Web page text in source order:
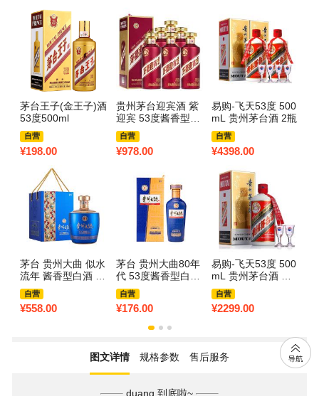
茅台王子(金王子)酒
53度500ml
自营
¥198.00
贵州茅台迎宾酒 紫
迎宾 53度酱香型白
酒 500ml*6瓶 整箱
自营
¥978.00
易购-飞天53度 500
mL 贵州茅台酒 2瓶
自营
¥4398.00
茅台 贵州大曲 似水
流年 酱香型白酒 53
度 1.5L 单坛装
自营
¥558.00
茅台 贵州大曲80年
代 53度酱香型白酒
500ml单瓶
自营
¥176.00
易购-飞天53度 500
mL 贵州茅台酒 单
瓶
自营
¥2299.00
图文详情 规格参数 售后服务
duang 到底啦~